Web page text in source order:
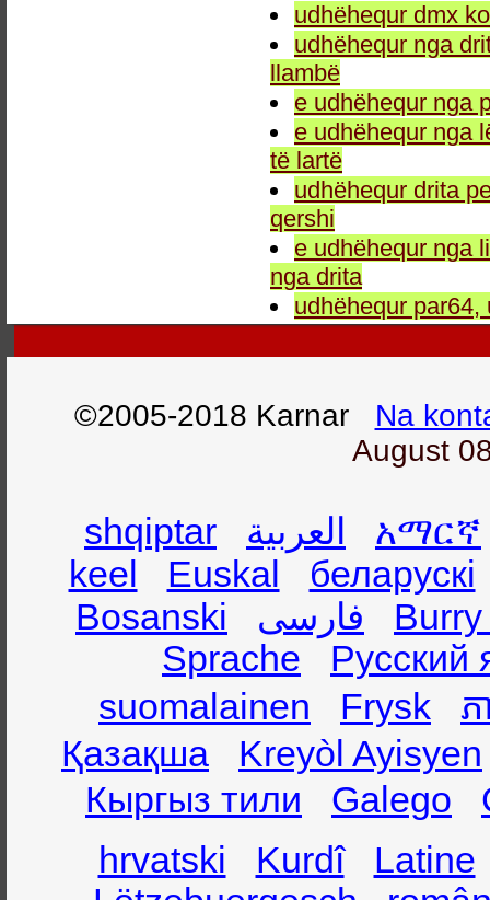
udhëhequr dmx
udhëhequr nga
llambë
e udhëhequr nga
e udhëhequr nga
të lartë
udhëhequr drita
qershi
e udhëhequr nga
nga drita
udhëhequr
©2005-2018 Karnar Na
August
shqiptar العربية
አማርኛ
keel
Euskal
беларускі
Bosanski
فارسی
Sprache
Русский
suomalainen
Frysk
ភ
Қазақша
Kreyòl Ayisyen
Кыргыз тили
Galego
hrvatski
Kurdî
Latine